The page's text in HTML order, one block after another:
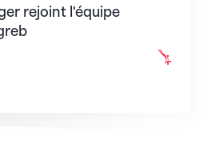
rejoint l'équipe